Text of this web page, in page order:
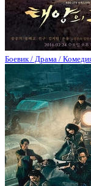
Боевик / Драма /